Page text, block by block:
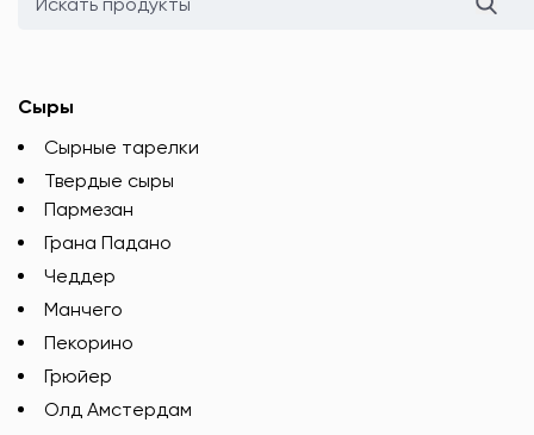
Сыры
Сырные тарелки
Твердые сыры
Пармезан
Грана Падано
Чеддер
Манчего
Пекорино
Грюйер
Олд Амстердам